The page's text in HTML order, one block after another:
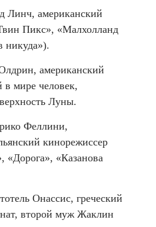
Линч, американский
Пикс», «Малхолланд
никуда»).
американский
в мире человек,
Луны.
Феллини,
кинорежиссер
«Дорога», «Казанова
Онассис, греческий
второй муж Жаклин